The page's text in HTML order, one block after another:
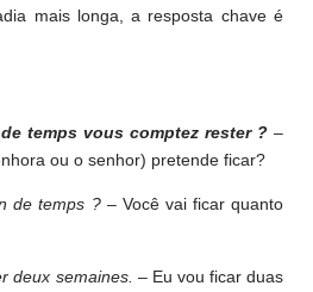
mais longa, a resposta chave é
temps vous comptez rester ? –
ou o senhor) pretende ficar?
de temps ?– Você vai ficar quanto
deux semaines. – Eu vou ficar duas